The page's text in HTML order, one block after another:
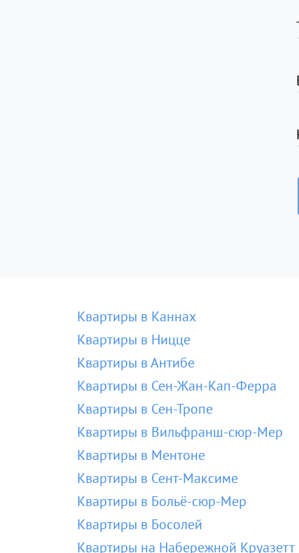
Квартиры в Каннах
Квартиры в Ницце
Квартиры в Антибе
Квартиры в Сен-Жан-Кап-Ферра
Квартиры в Сен-Тропе
Квартиры в Вильфранш-сюр-Мер
Квартиры в Ментоне
Квартиры в Сент-Максиме
Квартиры в Больё-сюр-Мер
Квартиры в Босолей
Квартиры на Набережной Круазетт